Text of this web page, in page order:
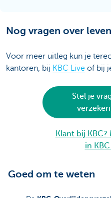
Nog vragen over
Voor meer uitleg kun je
kantoren, bij KBC Live of bij
Stel je
Klant bij KBC?
in
Goed om te weten